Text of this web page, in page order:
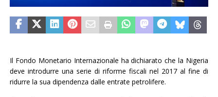
Il Fondo Monetario Internazionale ha dichiarato che la Nigeria
deve introdurre una serie di riforme fiscali nel 2017 al fine di
ridurre la sua dipendenza dalle entrate petrolifere.